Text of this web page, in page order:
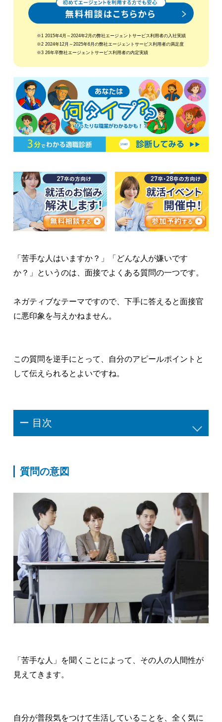
※1 2015年4月～2024年2月の弊社エージェントサービス利用者の入社実績
※2 2024年12月～2025年6月の弊社エージェントサービス利用者の満足度
※3 26年卒弊社エージェントサービス利用者の内定実績
「苦手な人はいますか？」「どんな人が嫌いです
か？」というのは、面接でよくある質問の一つです。
ネガティブなテーマですので、下手に答えると面接官
に悪印象を与えかねません。
この質問を逆手にとって、自分のアピールポイントと
して伝えられるとよいですね。
ー 目次
質問の意図
「苦手な人」を聞くことによって、その人の人間性が
見えてきます。
自分が普段気をつけて生活していることを、全く気に